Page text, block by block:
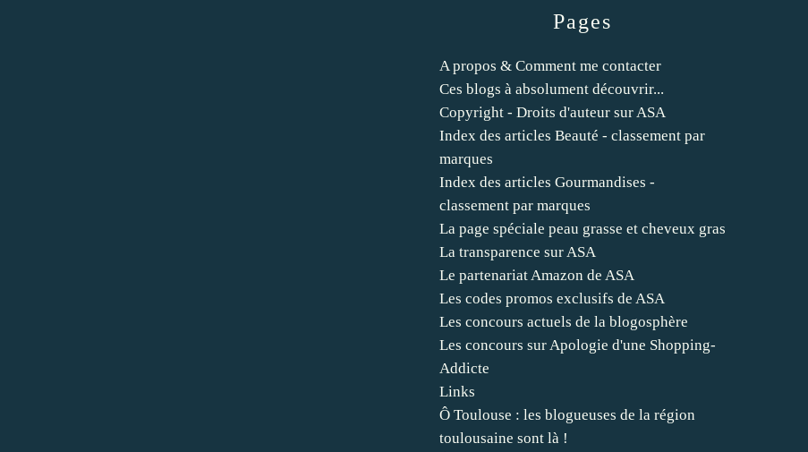
Pages
A propos & Comment me contacter
Ces blogs à absolument découvrir...
Copyright - Droits d'auteur sur ASA
Index des articles Beauté - classement par
marques
Index des articles Gourmandises -
classement par marques
La page spéciale peau grasse et cheveux gras
La transparence sur ASA
Le partenariat Amazon de ASA
Les codes promos exclusifs de ASA
Les concours actuels de la blogosphère
Les concours sur Apologie d'une Shopping-
Addicte
Links
Ô Toulouse : les blogueuses de la région
toulousaine sont là !